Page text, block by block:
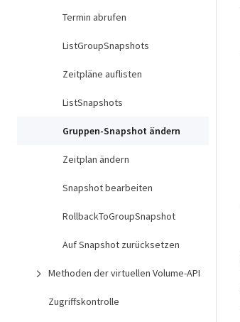
Termin abrufen
ListGroupSnapshots
Zeitpläne auflisten
ListSnapshots
Gruppen-Snapshot ändern
Zeitplan ändern
Snapshot bearbeiten
RollbackToGroupSnapshot
Auf Snapshot zurücksetzen
Methoden der virtuellen Volume-API
Zugriffskontrolle